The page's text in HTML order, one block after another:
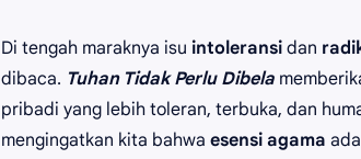
Di tengah maraknya isu intoleransi dan
dibaca. Tuhan Tidak Perlu Dibela
pribadi yang lebih toleran, terbuka, dan
mengingatkan kita bahwa esensi agama